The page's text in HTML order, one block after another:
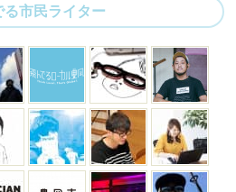
る市民ライター